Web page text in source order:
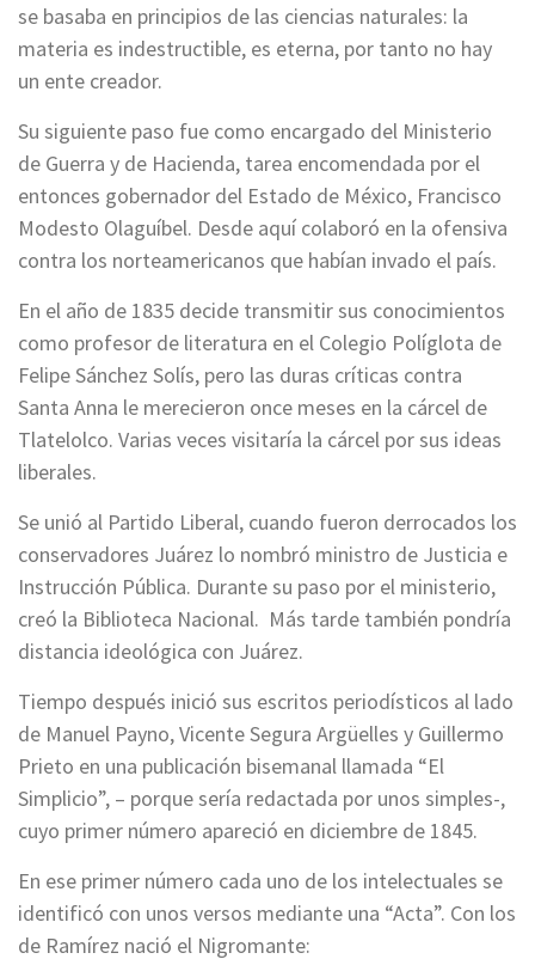
se basaba en principios de las ciencias naturales: la
materia es indestructible, es eterna, por tanto no hay
un ente creador.
Su siguiente paso fue como encargado del Ministerio
de Guerra y de Hacienda, tarea encomendada por el
entonces gobernador del Estado de México, Francisco
Modesto Olaguíbel. Desde aquí colaboró en la ofensiva
contra los norteamericanos que habían invado el país.
En el año de 1835 decide transmitir sus conocimientos
como profesor de literatura en el Colegio Políglota de
Felipe Sánchez Solís, pero las duras críticas contra
Santa Anna le merecieron once meses en la cárcel de
Tlatelolco. Varias veces visitaría la cárcel por sus ideas
liberales.
Se unió al Partido Liberal, cuando fueron derrocados los
conservadores Juárez lo nombró ministro de Justicia e
Instrucción Pública. Durante su paso por el ministerio,
creó la Biblioteca Nacional. Más tarde también pondría
distancia ideológica con Juárez.
Tiempo después inició sus escritos periodísticos al lado
de Manuel Payno, Vicente Segura Argüelles y Guillermo
Prieto en una publicación bisemanal llamada “El
Simplicio”, – porque sería redactada por unos simples-,
cuyo primer número apareció en diciembre de 1845.
En ese primer número cada uno de los intelectuales se
identificó con unos versos mediante una “Acta”. Con los
de Ramírez nació el Nigromante: